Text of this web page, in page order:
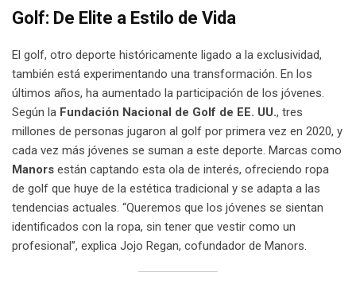
Golf: De Elite a Estilo de Vida
El golf, otro deporte históricamente ligado a la exclusividad,
también está experimentando una transformación. En los
últimos años, ha aumentado la participación de los jóvenes.
Según la Fundación Nacional de Golf de EE. UU., tres
millones de personas jugaron al golf por primera vez en 2020, y
cada vez más jóvenes se suman a este deporte. Marcas como
Manors están captando esta ola de interés, ofreciendo ropa
de golf que huye de la estética tradicional y se adapta a las
tendencias actuales. “Queremos que los jóvenes se sientan
identificados con la ropa, sin tener que vestir como un
profesional”, explica Jojo Regan, cofundador de Manors.